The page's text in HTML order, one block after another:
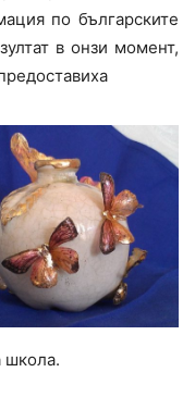
по българските
в онзи момент,
школа.